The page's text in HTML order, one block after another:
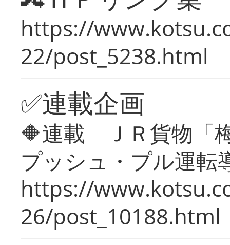
https://
22/post_5238.html
✅連載企画
🔶連載 ＪＲ貨物「
プッシュ・プル運転
https://
26/post_10188.html